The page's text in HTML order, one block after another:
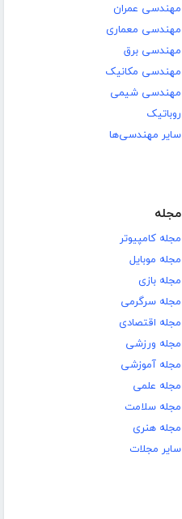
مهندسی عمران
مهندسی معماری
مهندسی برق
مهندسی مکانیک
مهندسی شیمی
روباتیک
سایر مهندسی‌ها
مجله
مجله کامپیوتر
مجله موبایل
مجله بازی
مجله سرگرمی
مجله اقتصادی
مجله ورزشی
مجله آموزشی
مجله علمی
مجله سلامت
مجله هنری
سایر مجلات